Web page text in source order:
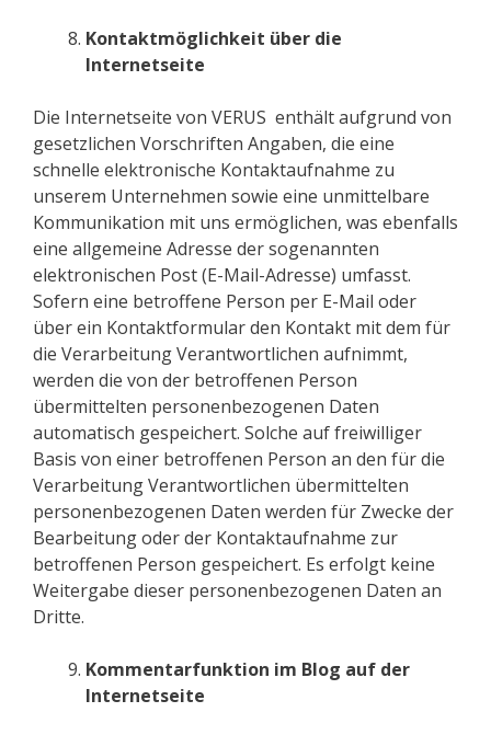
Kontaktmöglichkeit über die
Internetseite
Die Internetseite von VERUS enthält aufgrund von
gesetzlichen Vorschriften Angaben, die eine
schnelle elektronische Kontaktaufnahme zu
unserem Unternehmen sowie eine unmittelbare
Kommunikation mit uns ermöglichen, was ebenfalls
eine allgemeine Adresse der sogenannten
elektronischen Post (E-Mail-Adresse) umfasst.
Sofern eine betroffene Person per E-Mail oder
über ein Kontaktformular den Kontakt mit dem für
die Verarbeitung Verantwortlichen aufnimmt,
werden die von der betroffenen Person
übermittelten personenbezogenen Daten
automatisch gespeichert. Solche auf freiwilliger
Basis von einer betroffenen Person an den für die
Verarbeitung Verantwortlichen übermittelten
personenbezogenen Daten werden für Zwecke der
Bearbeitung oder der Kontaktaufnahme zur
betroffenen Person gespeichert. Es erfolgt keine
Weitergabe dieser personenbezogenen Daten an
Dritte.
Kommentarfunktion im Blog auf der
Internetseite